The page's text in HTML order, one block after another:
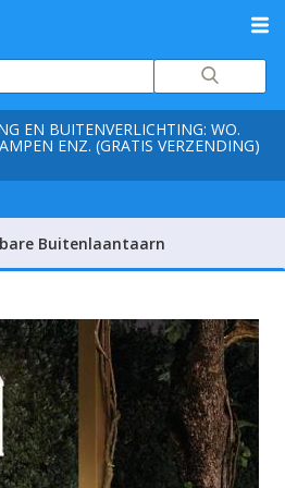
EN BUITENVERLICHTING: WO.
ENZ. (GRATIS VERZENDING)
Buitenlaantaarn